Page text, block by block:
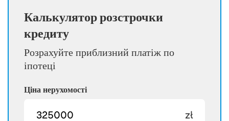
Калькулятор розстрочки
кредиту
Розрахуйте приблизний платіж по
іпотеці
Ціна нерухомості
zł